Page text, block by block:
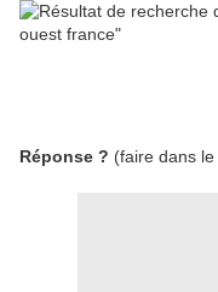
Réponse ? (faire dans